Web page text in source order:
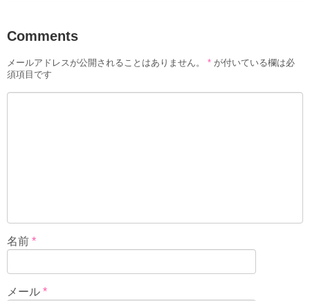
Comments
メールアドレスが公開されることはありません。 * が付いている欄は必
須項目です
名前 *
メール *